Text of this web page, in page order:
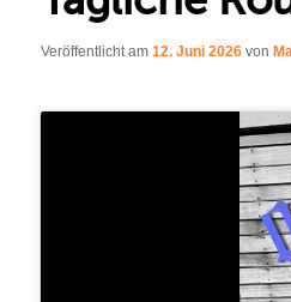
Veröffentlicht am12. Juni 2026 von